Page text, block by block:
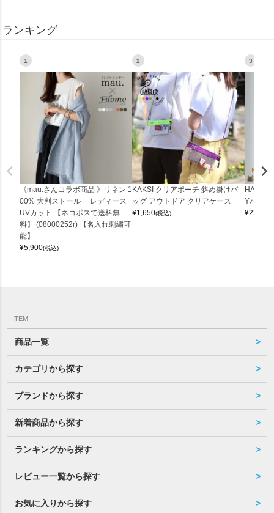
ランキング
1
《mau.さんコラボ商品 》リネン 1
00% 大判ストール レディース
UVカット 【ネコポスで送料無
料】 (08000252r) 【名入れ刺繍可
能】
¥5,900(税込)
2
KAKSI クリアポーチ 斜め掛けバ
ッグ アウトドア クリアケース
¥1,650(税込)
3
Yバッグ
¥22,000
ITEM
商品一覧
カテゴリから探す
ブランドから探す
新着商品から探す
ランキングから探す
レビュー一覧から探す
お気に入りから探す